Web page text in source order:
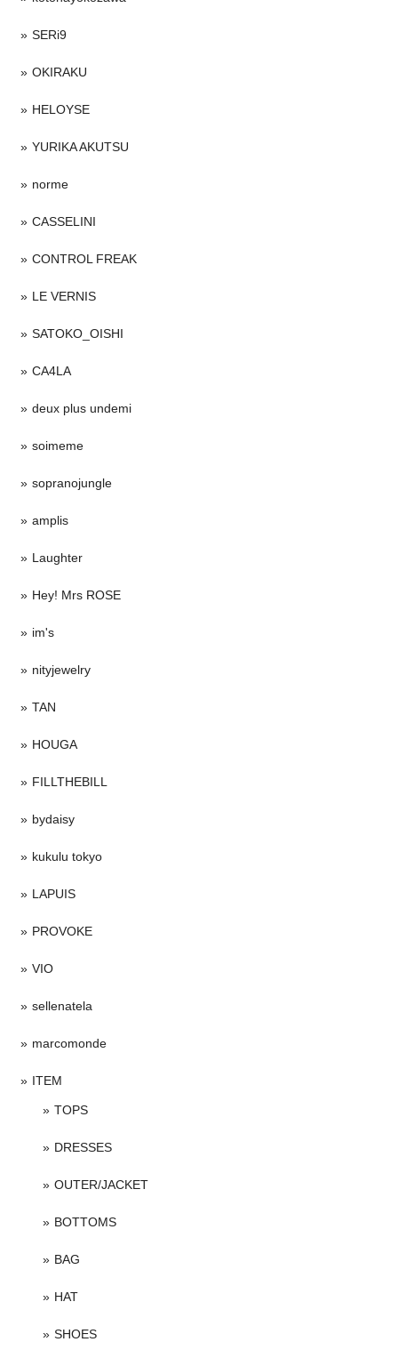
SERi9
OKIRAKU
HELOYSE
YURIKA AKUTSU
norme
CASSELINI
CONTROL FREAK
LE VERNIS
SATOKO_OISHI
CA4LA
deux plus undemi
soimeme
sopranojungle
amplis
Laughter
Hey! Mrs ROSE
im's
nityjewelry
TAN
HOUGA
FILLTHEBILL
bydaisy
kukulu tokyo
LAPUIS
PROVOKE
VIO
sellenatela
marcomonde
ITEM
TOPS
DRESSES
OUTER/JACKET
BOTTOMS
BAG
HAT
SHOES